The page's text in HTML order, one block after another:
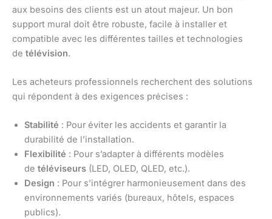
aux besoins des clients est un atout majeur. Un bon
support mural doit être robuste, facile à installer et
compatible avec les différentes tailles et technologies
de télévision.
Les acheteurs professionnels recherchent des solutions
qui répondent à des exigences précises :
Stabilité : Pour éviter les accidents et garantir la
durabilité de l’installation.
Flexibilité : Pour s’adapter à différents modèles
de téléviseurs (LED, OLED, QLED, etc.).
Design : Pour s’intégrer harmonieusement dans des
environnements variés (bureaux, hôtels, espaces
publics).